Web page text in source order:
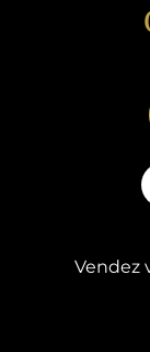
Vendez